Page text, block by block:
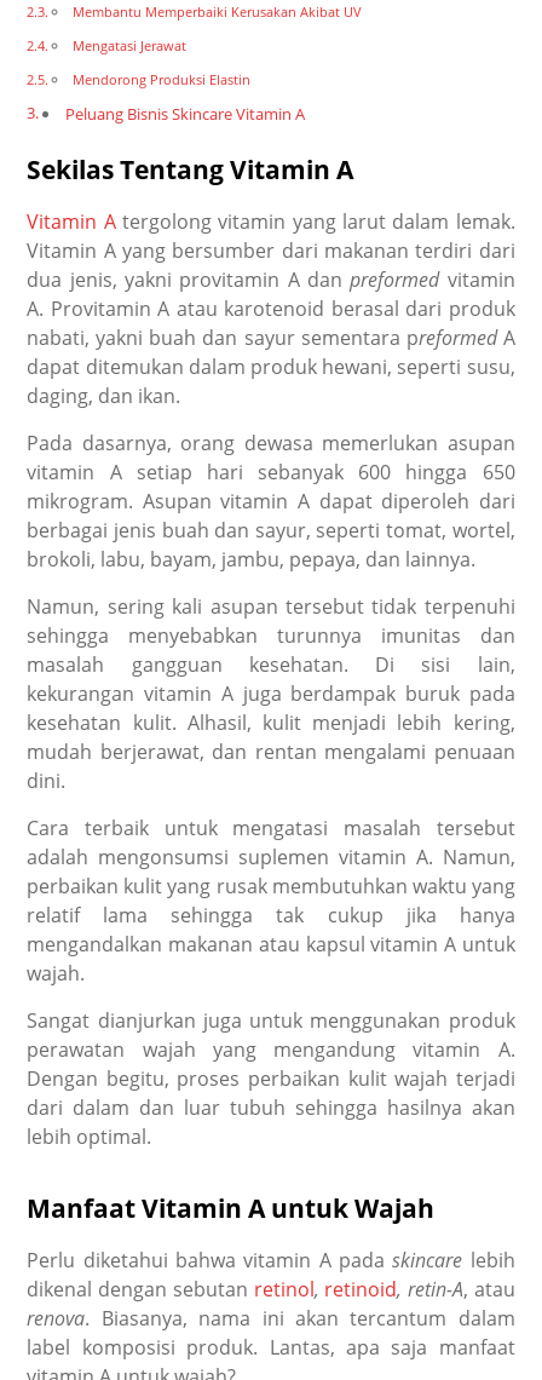
Membantu Memperbaiki Kerusakan Akibat UV
Mengatasi Jerawat
Mendorong Produksi Elastin
Peluang Bisnis Skincare Vitamin A
Sekilas Tentang Vitamin A
Vitamin Atergolong vitamin yang larut dalam lemak.
Vitamin A yang bersumber dari makanan terdiri dari
dua jenis, yakni provitamin A danpreformedvitamin
A. Provitamin A atau karotenoid berasal dari produk
nabati, yakni buah dan sayur sementara preformedA
dapat ditemukan dalam produk hewani, seperti susu,
daging, dan ikan.
Pada dasarnya, orang dewasa memerlukan asupan
vitamin A setiap hari sebanyak 600 hingga 650
mikrogram. Asupan vitamin A dapat diperoleh dari
berbagai jenis buah dan sayur, seperti tomat, wortel,
brokoli, labu, bayam, jambu, pepaya, dan lainnya.
Namun, sering kali asupan tersebut tidak terpenuhi
sehingga menyebabkan turunnya imunitas dan
masalah gangguan kesehatan. Di sisi lain,
kekurangan vitamin A juga berdampak buruk pada
kesehatan kulit. Alhasil, kulit menjadi lebih kering,
mudah berjerawat, dan rentan mengalami penuaan
dini.
Cara terbaik untuk mengatasi masalah tersebut
adalah mengonsumsi suplemen vitamin A. Namun,
perbaikan kulit yang rusak membutuhkan waktu yang
relatif lama sehingga tak cukup jika hanya
mengandalkan makanan atau kapsul vitamin A untuk
wajah.
Sangat dianjurkan juga untuk menggunakan produk
perawatan wajah yang mengandung vitamin A.
Dengan begitu, proses perbaikan kulit wajah terjadi
dari dalam dan luar tubuh sehingga hasilnya akan
lebih optimal.
Manfaat Vitamin A untuk Wajah
Perlu diketahui bahwa vitamin A padaskincare lebih
dikenal dengan sebutan retinol, retinoid, retin-A, atau
renova. Biasanya, nama ini akan tercantum dalam
label komposisi produk. Lantas, apa saja manfaat